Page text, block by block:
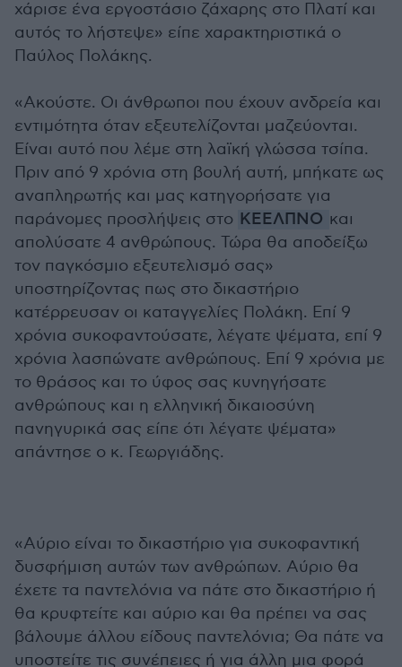
χάρισε ένα εργοστάσιο ζάχαρης στο Πλατί και
αυτός το λήστεψε» είπε χαρακτηριστικά ο
Παύλος Πολάκης.
«Ακούστε. Οι άνθρωποι που έχουν ανδρεία και
εντιμότητα όταν εξευτελίζονται μαζεύονται.
Είναι αυτό που λέμε στη λαϊκή γλώσσα τσίπα.
Πριν από 9 χρόνια στη βουλή αυτή, μπήκατε ως
αναπληρωτής και μας κατηγορήσατε για
παράνομες προσλήψεις στο ΚΕΕΛΠΝΟ και
απολύσατε 4 ανθρώπους. Τώρα θα αποδείξω
τον παγκόσμιο εξευτελισμό σας»
υποστηρίζοντας πως στο δικαστήριο
κατέρρευσαν οι καταγγελίες Πολάκη. Επί 9
χρόνια συκοφαντούσατε, λέγατε ψέματα, επί 9
χρόνια λασπώνατε ανθρώπους. Επί 9 χρόνια με
το θράσος και το ύφος σας κυνηγήσατε
ανθρώπους και η ελληνική δικαιοσύνη
πανηγυρικά σας είπε ότι λέγατε ψέματα»
απάντησε ο κ. Γεωργιάδης.
«Αύριο είναι το δικαστήριο για συκοφαντική
δυσφήμιση αυτών των ανθρώπων. Αύριο θα
έχετε τα παντελόνια να πάτε στο δικαστήριο ή
θα κρυφτείτε και αύριο και θα πρέπει να σας
βάλουμε άλλου είδους παντελόνια; Θα πάτε να
υποστείτε τις συνέπειες ή για άλλη μια φορά